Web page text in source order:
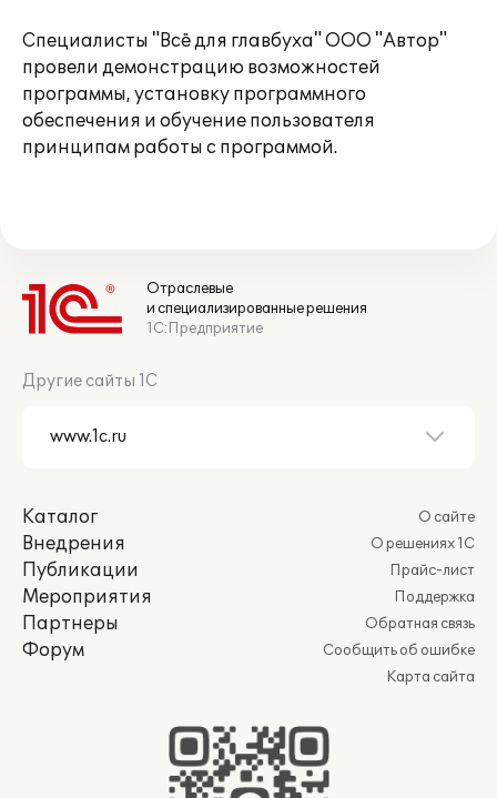
Специалисты "Всё для главбуха" ООО "Автор"
провели демонстрацию возможностей
программы, установку программного
обеспечения и обучение пользователя
принципам работы с программой.
Отраслевые
и специализированные решения
1С:Предприятие
Другие сайты 1С
Каталог
Внедрения
Публикации
Мероприятия
Партнеры
Форум
О сайте
О решениях 1С
Прайс-лист
Поддержка
Обратная связь
Сообщить об ошибке
Карта сайта